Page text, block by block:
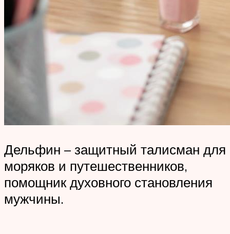
Дельфин – защитный талисман для
моряков и путешественников,
помощник духовного становления
мужчины.